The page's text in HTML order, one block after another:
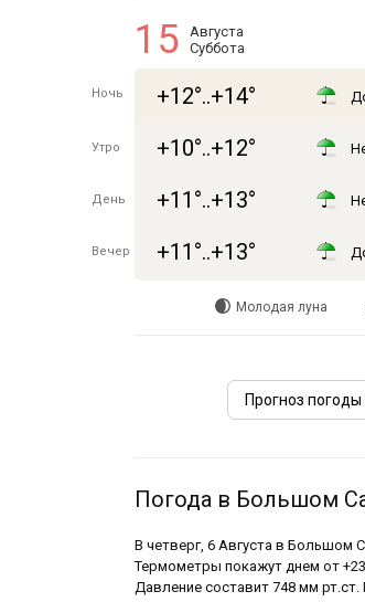
15
Августа
Суббота
Ночь +12°..+14°
Утро +10°..+12°
День +11°..+13°
Вечер +11°..+13°
Молодая луна
Прогноз
Погода в Большом
В четверг, 6 Августа в Большом
Термометры покажут днем от
Давление составит 748 мм